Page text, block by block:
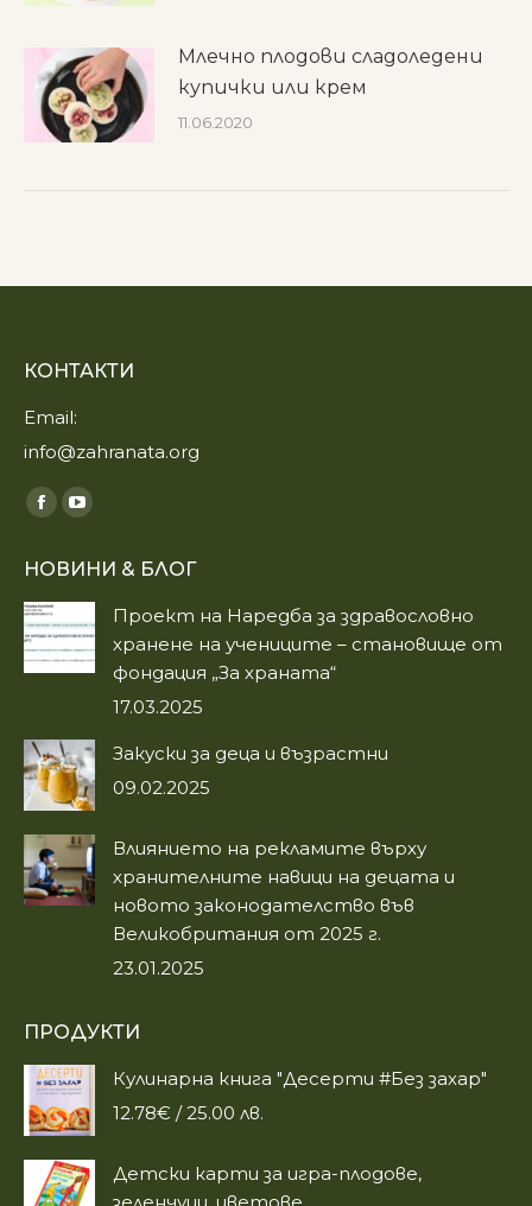
Млечно плодови сладоледени
купички или крем
11.06.2020
КОНТАКТИ
Email:
info@zahranata.org
Find us on:
Facebook
opens
in
new
window
YouTube
opens
in
new
window
НОВИНИ & БЛОГ
Проект на Наредба за здравословно
хранене на учениците – становище от
фондация „За храната“
17.03.2025
Закуски за деца и възрастни
09.02.2025
Влиянието на рекламите върху
хранителните навици на децата и
новото законодателство във
Великобритания от 2025 г.
23.01.2025
ПРОДУКТИ
Кулинарна книга "Десерти #Без захар"
12.78€ / 25.00 лв.
Детски карти за игра-плодове,